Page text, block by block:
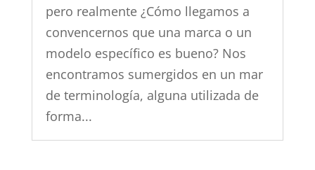
pero realmente ¿Cómo llegamos a
convencernos que una marca o un
modelo específico es bueno? Nos
encontramos sumergidos en un mar
de terminología, alguna utilizada de
forma...